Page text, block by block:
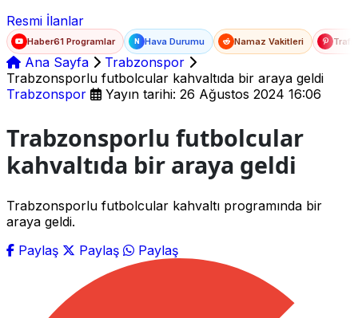
Resmi İlanlar
Haber61 Programlar N Hava Durumu Namaz Vakitleri
Ana Sayfa
Trabzonspor
Trabzonsporlu futbolcular kahvaltıda bir araya geldi
Trabzonspor
Yayın tarihi: 26 Ağustos 2024 16:06
Trabzonsporlu futbolcular
kahvaltıda bir araya geldi
Trabzonsporlu futbolcular kahvaltı programında bir
araya geldi.
Paylaş
Paylaş Paylaş